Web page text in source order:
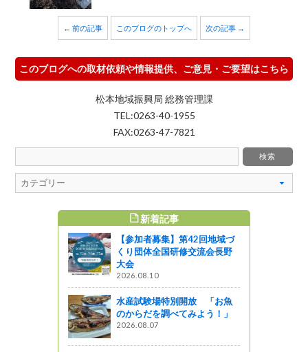
← 前の記事 このブログのトップへ 次の記事 →
このブログへの取材依頼や情報提供、ご意見・ご要望はこちら
松本地域振興局 総務管理課
TEL:0263-40-1955
FAX:0263-47-7821
新着記事
【参加者募集】第42回地域づ
くり団体全国研修交流会長野
大会
2026.08.10
水産試験場特別開放 「お魚
のからだを調べてみよう！」
2026.08.07